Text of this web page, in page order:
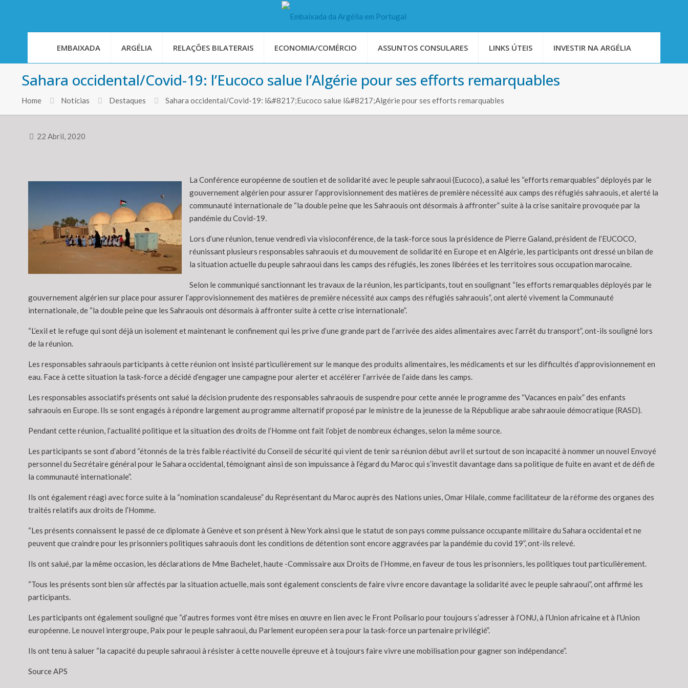
EMBAIXADA ARGÉLIA RELAÇÕES BILATERAIS ECONOMIA/COMÉRCIO ASSUNTOS CONSULARES LINKS ÚTEIS INVESTIR NA ARGÉLIA
Sahara occidental/Covid-19: l’Eucoco salue l’Algérie pour ses efforts remarquables
Home Notícias Destaques Sahara occidental/Covid-19: l&#8217;Eucoco salue l&#8217;Algérie pour ses efforts remarquables
22 Abril, 2020
La Conférence européenne de soutien et de solidarité avec le peuple sahraoui (Eucoco), a salué les “efforts remarquables” déployés par le
gouvernement algérien pour assurer l’approvisionnement des matières de première nécessité aux camps des réfugiés sahraouis, et alerté la
communauté internationale de “la double peine que les Sahraouis ont désormais à affronter” suite à la crise sanitaire provoquée par la
pandémie du Covid-19.
Lors d’une réunion, tenue vendredi via visioconférence, de la task-force sous la présidence de Pierre Galand, président de l’EUCOCO,
réunissant plusieurs responsables sahraouis et du mouvement de solidarité en Europe et en Algérie, les participants ont dressé un bilan de
la situation actuelle du peuple sahraoui dans les camps des réfugiés, les zones libérées et les territoires sous occupation marocaine.
Selon le communiqué sanctionnant les travaux de la réunion, les participants, tout en soulignant “les efforts remarquables déployés par le
gouvernement algérien sur place pour assurer l’approvisionnement des matières de première nécessité aux camps des réfugiés sahraouis”, ont alerté vivement la Communauté
internationale, de “la double peine que les Sahraouis ont désormais à affronter suite à cette crise internationale”.
“L’exil et le refuge qui sont déjà un isolement et maintenant le confinement qui les prive d’une grande part de l’arrivée des aides alimentaires avec l’arrêt du transport”, ont-ils souligné lors
de la réunion.
Les responsables sahraouis participants à cette réunion ont insisté particulièrement sur le manque des produits alimentaires, les médicaments et sur les difficultés d’approvisionnement en
eau. Face à cette situation la task-force a décidé d’engager une campagne pour alerter et accélérer l’arrivée de l’aide dans les camps.
Les responsables associatifs présents ont salué la décision prudente des responsables sahraouis de suspendre pour cette année le programme des “Vacances en paix” des enfants
sahraouis en Europe. Ils se sont engagés à répondre largement au programme alternatif proposé par le ministre de la jeunesse de la République arabe sahraouie démocratique (RASD).
Pendant cette réunion, l’actualité politique et la situation des droits de l’Homme ont fait l’objet de nombreux échanges, selon la même source.
Les participants se sont d’abord “étonnés de la très faible réactivité du Conseil de sécurité qui vient de tenir sa réunion début avril et surtout de son incapacité à nommer un nouvel Envoyé
personnel du Secrétaire général pour le Sahara occidental, témoignant ainsi de son impuissance à l’égard du Maroc qui s’investit davantage dans sa politique de fuite en avant et de défi de
la communauté internationale”.
Ils ont également réagi avec force suite à la “nomination scandaleuse” du Représentant du Maroc auprès des Nations unies, Omar Hilale, comme facilitateur de la réforme des organes des
traités relatifs aux droits de l’Homme.
“Les présents connaissent le passé de ce diplomate à Genève et son présent à New York ainsi que le statut de son pays comme puissance occupante militaire du Sahara occidental et ne
peuvent que craindre pour les prisonniers politiques sahraouis dont les conditions de détention sont encore aggravées par la pandémie du covid 19”, ont-ils relevé.
Ils ont salué, par la même occasion, les déclarations de Mme Bachelet, haute -Commissaire aux Droits de l’Homme, en faveur de tous les prisonniers, les politiques tout particulièrement.
“Tous les présents sont bien sûr affectés par la situation actuelle, mais sont également conscients de faire vivre encore davantage la solidarité avec le peuple sahraoui”, ont affirmé les
participants.
Les participants ont également souligné que “d’autres formes vont être mises en œuvre en lien avec le Front Polisario pour toujours s’adresser à l’ONU, à l’Union africaine et à l’Union
européenne. Le nouvel intergroupe, Paix pour le peuple sahraoui, du Parlement européen sera pour la task-force un partenaire privilégié”.
Ils ont tenu à saluer “la capacité du peuple sahraoui à résister à cette nouvelle épreuve et à toujours faire vivre une mobilisation pour gagner son indépendance”.
Source APS